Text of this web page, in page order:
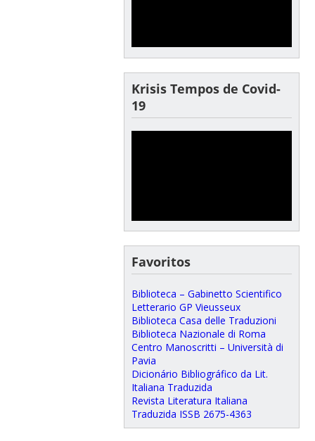
Krisis Tempos de Covid-
19
Favoritos
Biblioteca – Gabinetto Scientifico
Letterario GP Vieusseux
Biblioteca Casa delle Traduzioni
Biblioteca Nazionale di Roma
Centro Manoscritti – Università di
Pavia
Dicionário Bibliográfico da Lit.
Italiana Traduzida
Revista Literatura Italiana
Traduzida ISSB 2675-4363